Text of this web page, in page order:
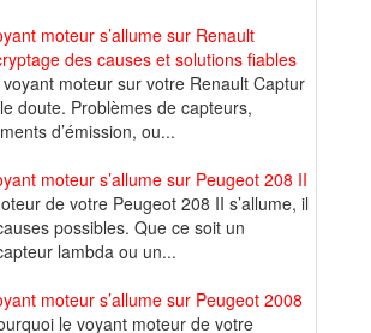
moteur s’allume sur Renault
des causes et solutions fiables
voyant moteur sur votre Renault Captur
doute. Problèmes de capteurs,
d’émission, ou...
moteur s’allume sur Peugeot 208 II
de votre Peugeot 208 II s’allume, il
possibles. Que ce soit un
lambda ou un...
moteur s’allume sur Peugeot 2008
le voyant moteur de votre